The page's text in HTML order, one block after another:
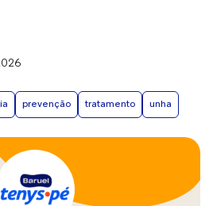
prevenção tratamento unha